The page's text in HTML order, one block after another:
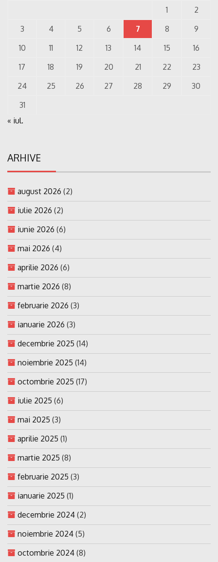
1
2
3
4 5 6 7 8
9
10
11 12 13 14 15
16
17
18 19 20 21 22
23
24
25 26 27 28 29
30
31
« iul.
ARHIVE
august 2026 (2)
iulie 2026 (2)
iunie 2026 (6)
mai 2026 (4)
aprilie 2026 (6)
martie 2026 (8)
februarie 2026 (3)
ianuarie 2026 (3)
decembrie 2025 (14)
noiembrie 2025 (14)
octombrie 2025 (17)
iulie 2025 (6)
mai 2025 (3)
aprilie 2025 (1)
martie 2025 (8)
februarie 2025 (3)
ianuarie 2025 (1)
decembrie 2024 (2)
noiembrie 2024 (5)
octombrie 2024 (8)